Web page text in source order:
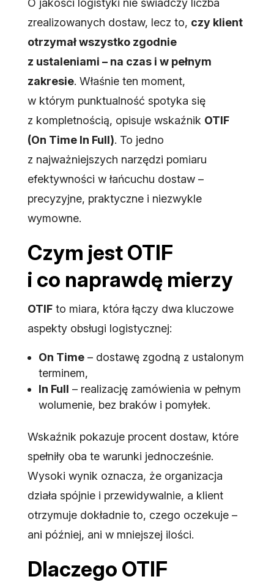
zrealizowanych dostaw, lecz to, czy klient
otrzymał wszystko zgodnie
z ustaleniami – na czas i w pełnym
zakresie. Właśnie ten moment,
w którym punktualność spotyka się
z kompletnością, opisuje wskaźnik OTIF
(On Time In Full). To jedno
z najważniejszych narzędzi pomiaru
efektywności w łańcuchu dostaw –
precyzyjne, praktyczne i niezwykle
wymowne.
Czym jest OTIF
i co naprawdę mierzy
OTIFto miara, która łączy dwa kluczowe
aspekty obsługi logistycznej:
On Time– dostawę zgodną z ustalonym
terminem,
In Full – realizację zamówienia w pełnym
wolumenie, bez braków i pomyłek.
Wskaźnik pokazuje procent dostaw, które
spełniły oba te warunki jednocześnie.
Wysoki wynik oznacza, że organizacja
działa spójnie i przewidywalnie, a klient
otrzymuje dokładnie to, czego oczekuje –
ani później, ani w mniejszej ilości.
Dlaczego OTIF